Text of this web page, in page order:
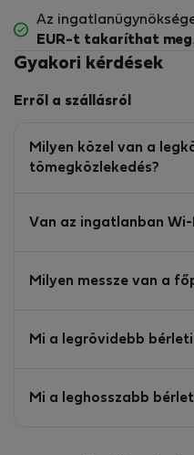
Az
EUR-t takaríthat meg.
Gyakori kérdések
Erről a szállásról
Milyen közel van a
tömegközlekedés?
Van az ingatlanban Wi-
Milyen messze van a
Mi a legrövidebb
Mi a leghosszabb